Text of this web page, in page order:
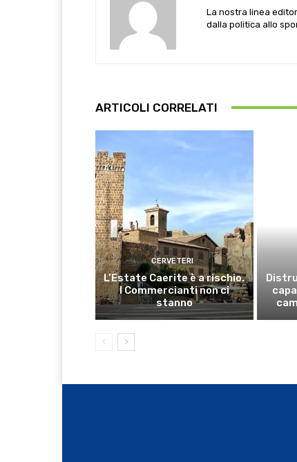
La nostra linea
dalla politica allo
ARTICOLI CORRELATI
CERVETERI
L’Estate Caerite è a rischio.
I Commercianti non ci
stanno